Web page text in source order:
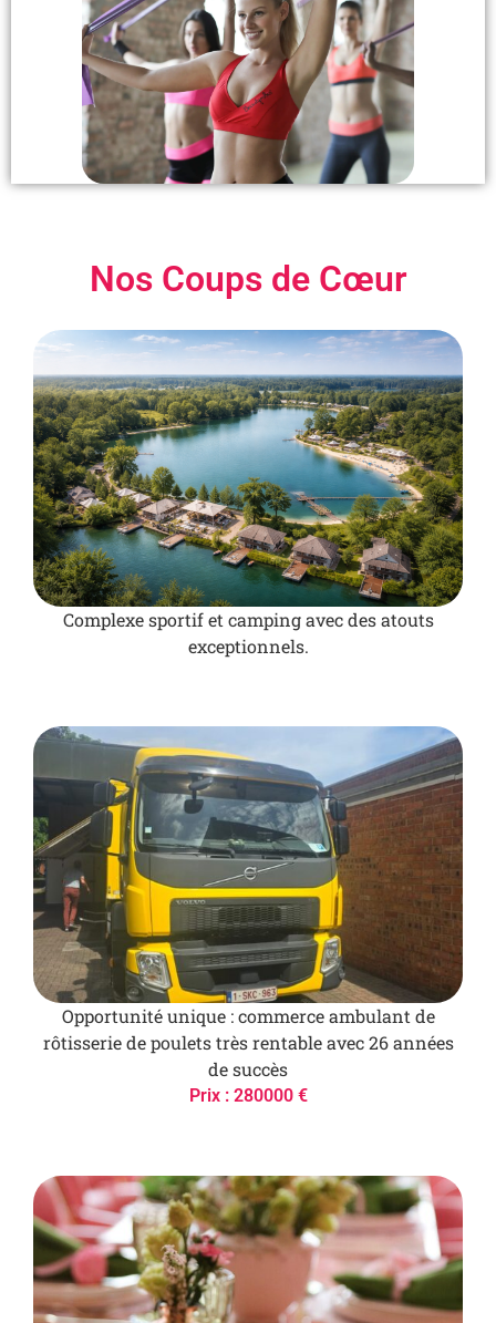
Nos Coups de Cœur
Complexe sportif et camping avec des atouts
exceptionnels.
Opportunité unique : commerce ambulant de
rôtisserie de poulets très rentable avec 26 années
de succès
Prix : 280000 €